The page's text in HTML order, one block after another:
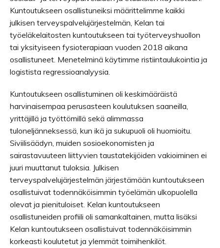
Kuntoutukseen osallistuneiksi määrittelimme kaikki
julkisen terveyspalvelujärjestelmän, Kelan tai
työeläkelaitosten kuntoutukseen tai työterveyshuollon
tai yksityiseen fysioterapiaan vuoden 2018 aikana
osallistuneet. Menetelminä käytimme ristiintaulukointia ja
logistista regressioanalyysia.
Kuntoutukseen osallistuminen oli keskimääräistä
harvinaisempaa perusasteen koulutuksen saaneilla,
yrittäjillä ja työttömillä sekä alimmassa
tuloneljänneksessä, kun ikä ja sukupuoli oli huomioitu.
Siviilisäädyn, muiden sosioekonomisten ja
sairastavuuteen liittyvien taustatekijöiden vakioiminen ei
juuri muuttanut tuloksia. Julkisen
terveyspalvelujärjestelmän järjestämään kuntoutukseen
osallistuivat todennäköisimmin työelämän ulkopuolella
olevat ja pienituloiset. Kelan kuntoutukseen
osallistuneiden profiili oli samankaltainen, mutta lisäksi
Kelan kuntoutukseen osallistuivat todennäköisimmin
korkeasti koulutetut ja ylemmät toimihenkilöt.